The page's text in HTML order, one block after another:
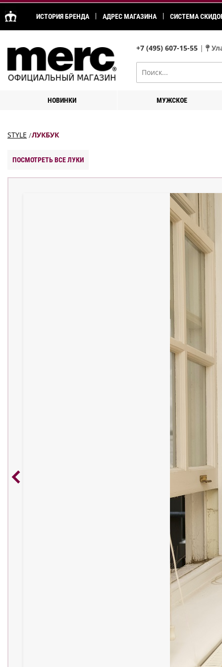
ИСТОРИЯ БРЕНДА АДРЕС МАГАЗИНА СИСТЕМА
+7 (495) 607-15-55 |
НОВИНКИ МУЖСКОЕ
STYLE ЛУКБУК
ПОСМОТРЕТЬ ВСЕ ЛУКИ